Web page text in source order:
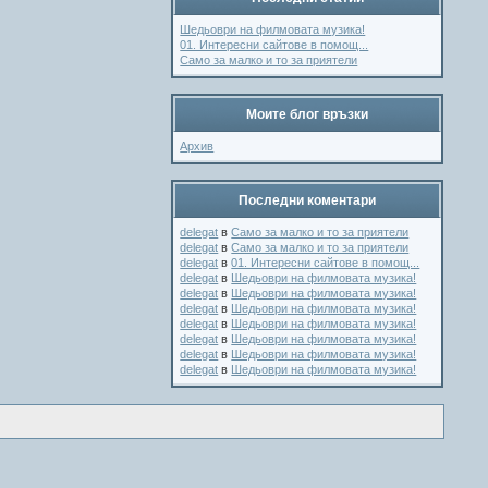
Шедьоври на филмовата музика!
01. Интересни сайтове в помощ...
Само за малко и то за приятели
Моите блог връзки
Архив
Последни коментари
delegat вСамо за малко и то за приятели
delegat вСамо за малко и то за приятели
delegat в01. Интересни сайтове в помощ...
delegat в Шедьоври на филмовата музика!
delegat в Шедьоври на филмовата музика!
delegat в Шедьоври на филмовата музика!
delegat в Шедьоври на филмовата музика!
delegat в Шедьоври на филмовата музика!
delegat в Шедьоври на филмовата музика!
delegat в Шедьоври на филмовата музика!